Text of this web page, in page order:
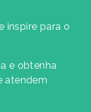
inspire para o
e obtenha
atendem